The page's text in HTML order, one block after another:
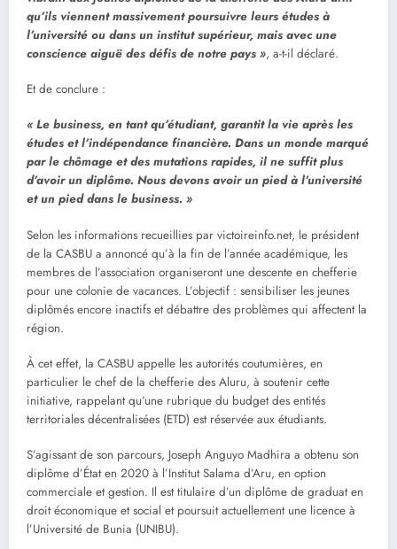
qu’ils viennent massivement poursuivre leurs études à
l’université ou dans un institut supérieur, mais avec une
conscience aiguë des défis de notre pays », a-t-il déclaré.
Et de conclure :
« Le business, en tant qu’étudiant, garantit la vie après les
études et l’indépendance financière. Dans un monde marqué
par le chômage et des mutations rapides, il ne suffit plus
d’avoir un diplôme. Nous devons avoir un pied à l’université
et un pied dans le business. »
Selon les informations recueillies par victoireinfo.net, le président
de la CASBU a annoncé qu’à la fin de l’année académique, les
membres de l’association organiseront une descente en chefferie
pour une colonie de vacances. L’objectif : sensibiliser les jeunes
diplômés encore inactifs et débattre des problèmes qui affectent la
région.
À cet effet, la CASBU appelle les autorités coutumières, en
particulier le chef de la chefferie des Aluru, à soutenir cette
initiative, rappelant qu’une rubrique du budget des entités
territoriales décentralisées (ETD) est réservée aux étudiants.
S’agissant de son parcours, Joseph Anguyo Madhira a obtenu son
diplôme d’État en 2020 à l’Institut Salama d’Aru, en option
commerciale et gestion. Il est titulaire d’un diplôme de graduat en
droit économique et social et poursuit actuellement une licence à
l’Université de Bunia (UNIBU).